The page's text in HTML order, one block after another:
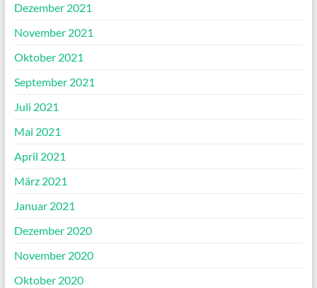
Dezember 2021
November 2021
Oktober 2021
September 2021
Juli 2021
Mai 2021
April 2021
März 2021
Januar 2021
Dezember 2020
November 2020
Oktober 2020